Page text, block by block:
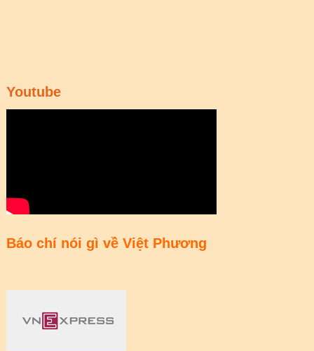
Youtube
Báo chí nói gì về Việt Phương